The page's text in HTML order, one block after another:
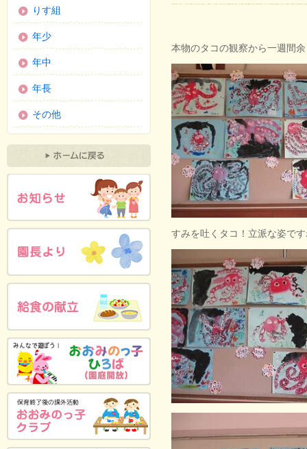
本物のタコの観察から一週間
すみを吐くタコ！立派な姿で
りす組
年少
年中
年長
その他